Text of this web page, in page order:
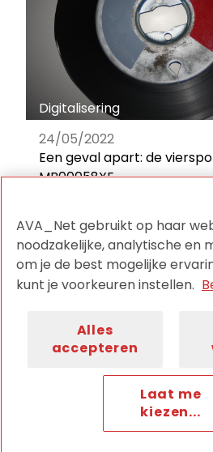
Digitalisering
24/05/2022
Een geval apart: de
MB00058XE
AVA_NET is de onafhankelijke
audiovisuele collectiehouders
door:
Disclaimer
Contact
AVA_Net gebruikt op haar
noodzakelijke, analytische en
om je de best mogelijke
kunt je voorkeuren instellen.
Alles
accepteren
Laat me
kiezen...